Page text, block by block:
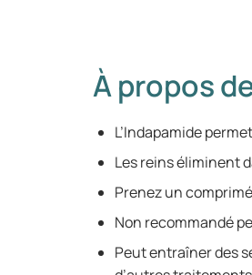
À propos
L’Indapamide
Les reins éliminent
Prenez un
Non recommandé
Peut entraîner des